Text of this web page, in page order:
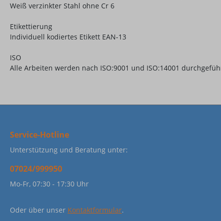
Weiß verzinkter Stahl ohne Cr 6
Etikettierung
Individuell kodiertes Etikett EAN-13
ISO
Alle Arbeiten werden nach ISO:9001 und ISO:14001
Service-Hotline
Unterstützung und Beratung unter:
07024/999950
Mo-Fr, 07:30 - 17:30 Uhr
Oder über unser Kontaktformular.